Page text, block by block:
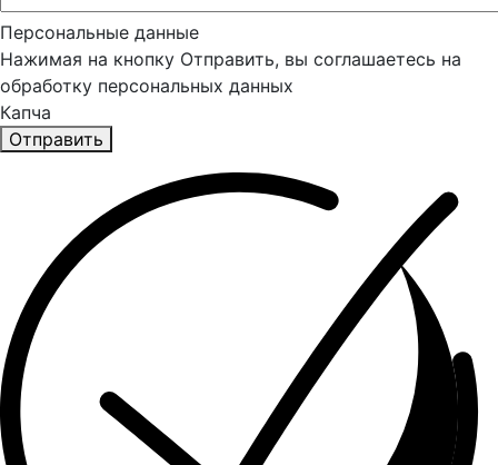
Персональные данные
Нажимая на кнопку Отправить, вы соглашаетесь на
обработку персональных данных
Капча
Отправить